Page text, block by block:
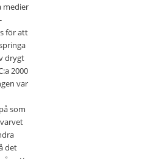
medier
för att
drygt
2000
var
som
det